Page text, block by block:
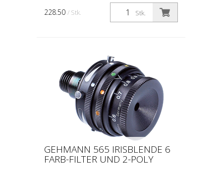
Auswahl ziwschen den folgenden Farben
für ein kontra...
Stk.
228.50 / Stk.
GEHMANN 565 IRISBLENDE 6
FARB-FILTER UND 2-POLY